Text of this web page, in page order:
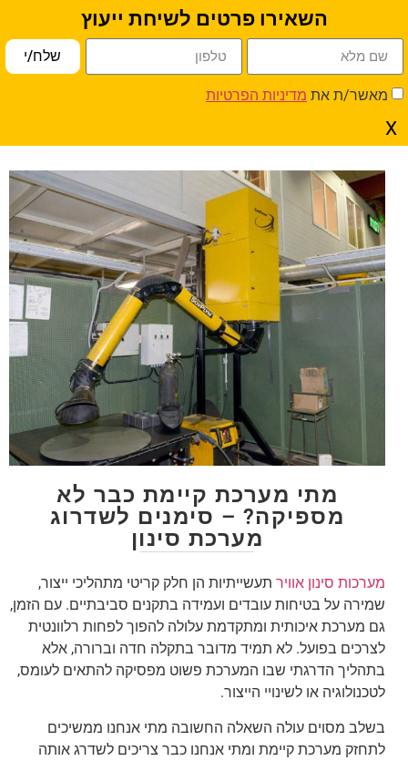
השאירו פרטים לשיחת ייעוץ
מאשר/ת את מדיניות הפרטיות
שלח/י
X
מספיקה? – סימנים לשדרוג מערכת סינון
מתי מערכת קיימת כבר לא
מספיקה? – סימנים לשדרוג
מערכת סינון
מערכות סינון אוויר תעשייתיות הן חלק קריטי מתהליכי ייצור,
שמירה על בטיחות עובדים ועמידה בתקנים סביבתיים. עם הזמן,
גם מערכת איכותית ומתקדמת עלולה להפוך לפחות רלוונטית
לצרכים בפועל. לא תמיד מדובר בתקלה חדה וברורה, אלא
בתהליך הדרגתי שבו המערכת פשוט מפסיקה להתאים לעומס,
לטכנולוגיה או לשינויי הייצור.
בשלב מסוים עולה השאלה החשובה מתי אנחנו ממשיכים
לתחזק מערכת קיימת ומתי אנחנו כבר צריכים לשדרג אותה
פתח סרגל נגישות